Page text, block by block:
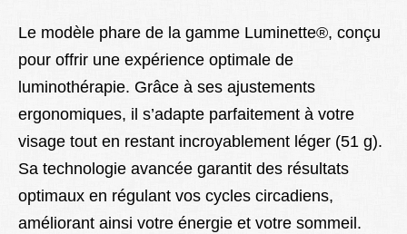
Le modèle phare de la gamme Luminette®, conçu
pour offrir une expérience optimale de
luminothérapie. Grâce à ses ajustements
ergonomiques, il s’adapte parfaitement à votre
visage tout en restant incroyablement léger (51 g).
Sa technologie avancée garantit des résultats
optimaux en régulant vos cycles circadiens,
améliorant ainsi votre énergie et votre sommeil.